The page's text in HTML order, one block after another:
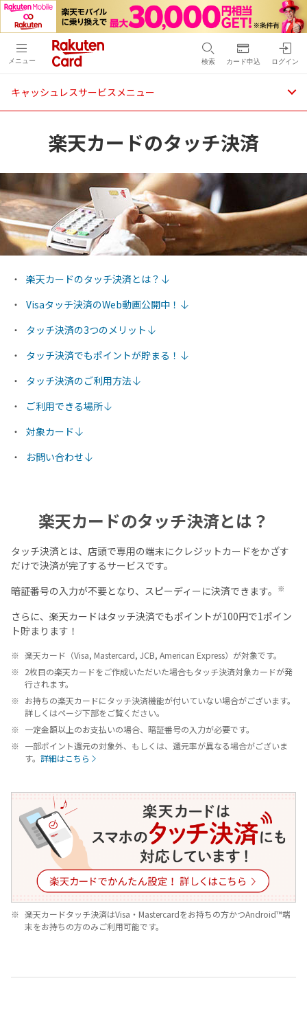
メニュー 検索 カード申込 ログイン
キャッシュレスサービスメニュー
楽天カードのタッチ決済
楽天カードのタッチ決済とは？
Visaタッチ決済のWeb動画公開中！
タッチ決済の3つのメリット
タッチ決済でもポイントが貯まる！
タッチ決済のご利用方法
ご利用できる場所
対象カード
お問い合わせ
楽天カードのタッチ決済とは？
タッチ決済とは、店頭で専用の端末にクレジットカードをかざす
だけで決済が完了するサービスです。
暗証番号の入力が不要となり、スピーディーに決済できます。
※
さらに、楽天カードはタッチ決済でもポイントが100円で1ポイン
ト貯まります！
楽天カード（Visa, Mastercard, JCB, American Express）が対象です。
2枚目の楽天カードをご作成いただいた場合もタッチ決済対象カードが発
行されます。
お持ちの楽天カードにタッチ決済機能が付いていない場合がございます。
詳しくはページ下部をご覧ください。
一定金額以上のお支払いの場合、暗証番号の入力が必要です。
一部ポイント還元の対象外、もしくは、還元率が異なる場合がございま
す。 詳細はこちら
楽天カードタッチ決済はVisa・Mastercardをお持ちの方かつAndroid™端
末をお持ちの方のみご利用可能です。